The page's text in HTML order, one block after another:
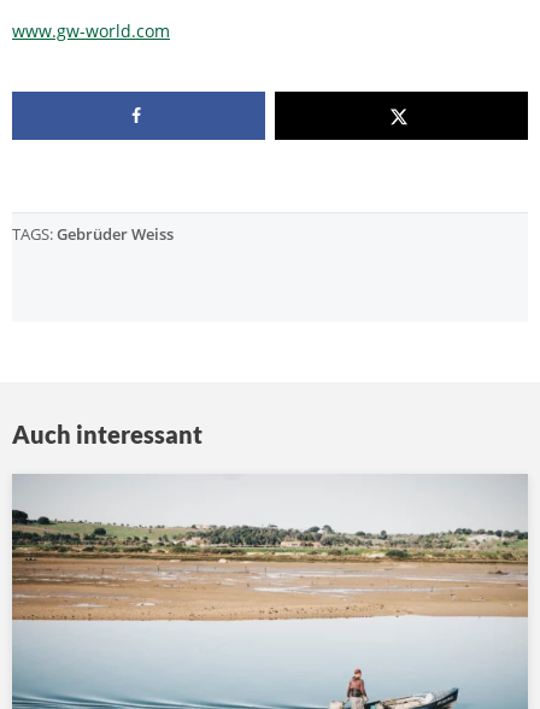
www.gw-world.com
TAGS:Gebrüder Weiss
Auch interessant